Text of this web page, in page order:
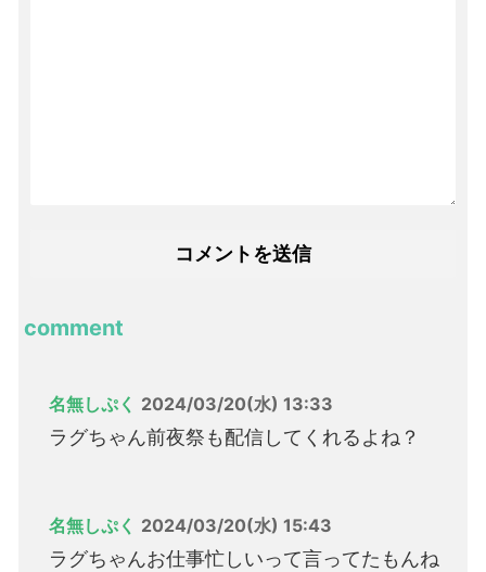
comment
名無しぷく 2024/03/20(水) 13:33
ラグちゃん前夜祭も配信してくれるよね？
名無しぷく 2024/03/20(水) 15:43
ラグちゃんお仕事忙しいって言ってたもんね